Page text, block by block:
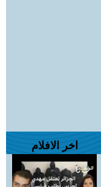
اخر الافلام